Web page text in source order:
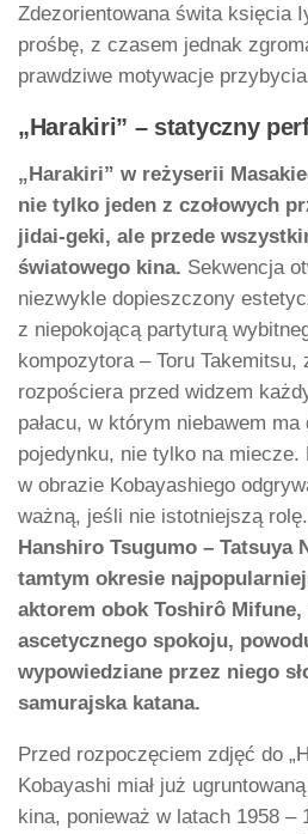
Zdezorientowana świta księcia
prośbę, z czasem jednak
prawdziwe motywacje
„Harakiri” – statyczny
„Harakiri” w reżyserii
nie tylko jeden z czołowych
jidai-geki, ale przede
światowego kina. Sekwencja
niezwykle dopieszczony
z niepokojącą partyturą
kompozytora – Toru
rozpościera przed widzem
pałacu, w którym niebawem
pojedynku, nie tylko na miecze.
w obrazie Kobayashiego
ważną, jeśli nie istotniejszą rolę.
Hanshiro Tsugumo – Tatsuya
tamtym okresie
aktorem obok Toshirô
ascetycznego spokoju,
wypowiedziane przez niego
samurajska katana.
Przed rozpoczęciem zdjęć do
Kobayashi miał już
kina, ponieważ w latach 1958 –